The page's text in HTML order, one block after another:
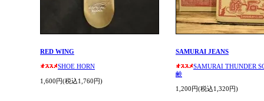
RED WING
SHOE HORN
1,600円(税込1,760円)
SAMURAI JEANS
SAMURAI THUNDER
鹸
1,200円(税込1,320円)